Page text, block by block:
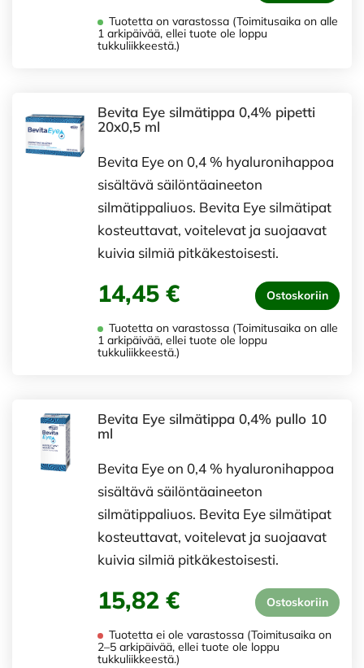
Tuotetta on varastossa (Toimitusaika on alle
1 arkipäivää, ellei tuote ole loppu
tukkuliikkeestä.)
Bevita Eye silmätippa 0,4% pipetti
20x0,5 ml
Bevita Eye on 0,4 % hyaluronihappoa
sisältävä säilöntäaineeton
silmätippaliuos. Bevita Eye silmätipat
kosteuttavat, voitelevat ja suojaavat
kuivia silmiä pitkäkestoisesti.
14,45 € Ostoskoriin
Tuotetta on varastossa (Toimitusaika on alle
1 arkipäivää, ellei tuote ole loppu
tukkuliikkeestä.)
Bevita Eye silmätippa 0,4% pullo 10
ml
Bevita Eye on 0,4 % hyaluronihappoa
sisältävä säilöntäaineeton
silmätippaliuos. Bevita Eye silmätipat
kosteuttavat, voitelevat ja suojaavat
kuivia silmiä pitkäkestoisesti.
15,82 € Ostoskoriin
Tuotetta ei ole varastossa (Toimitusaika on
2–5 arkipäivää, ellei tuote ole loppu
tukkuliikkeestä.)